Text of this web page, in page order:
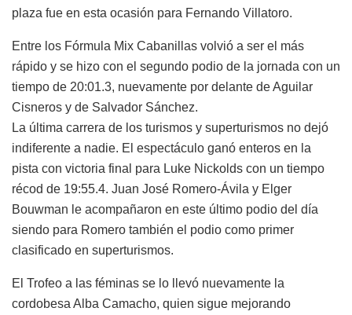
plaza fue en esta ocasión para Fernando Villatoro.
Entre los Fórmula Mix Cabanillas volvió a ser el más
rápido y se hizo con el segundo podio de la jornada con un
tiempo de 20:01.3, nuevamente por delante de Aguilar
Cisneros y de Salvador Sánchez.
La última carrera de los turismos y superturismos no dejó
indiferente a nadie. El espectáculo ganó enteros en la
pista con victoria final para Luke Nickolds con un tiempo
récod de 19:55.4. Juan José Romero-Ávila y Elger
Bouwman le acompañaron en este último podio del día
siendo para Romero también el podio como primer
clasificado en superturismos.
El Trofeo a las féminas se lo llevó nuevamente la
cordobesa Alba Camacho, quien sigue mejorando